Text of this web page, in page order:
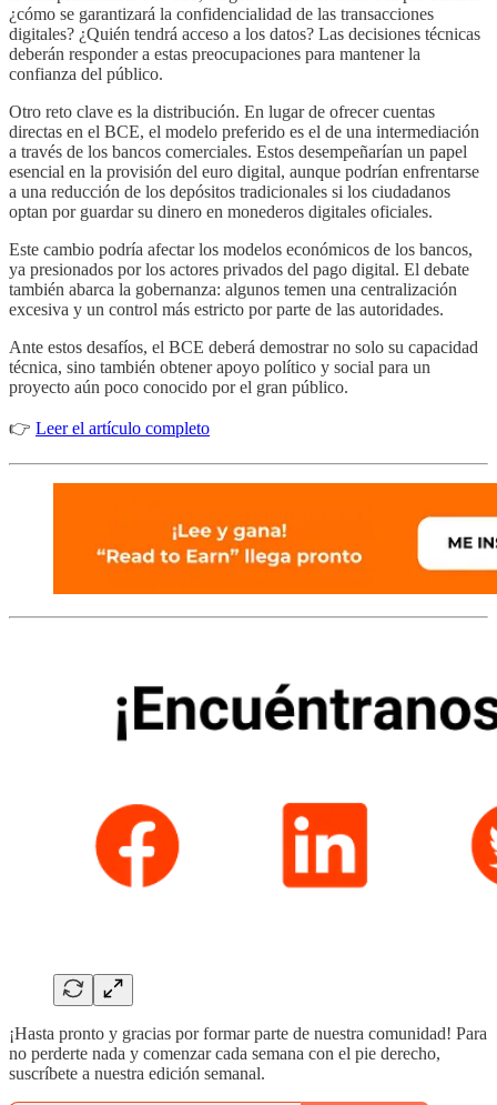
¿cómo se garantizará la confidencialidad de las transacciones
digitales? ¿Quién tendrá acceso a los datos? Las decisiones técnicas
deberán responder a estas preocupaciones para mantener la
confianza del público.
Otro reto clave es la distribución. En lugar de ofrecer cuentas
directas en el BCE, el modelo preferido es el de una intermediación
a través de los bancos comerciales. Estos desempeñarían un papel
esencial en la provisión del euro digital, aunque podrían enfrentarse
a una reducción de los depósitos tradicionales si los ciudadanos
optan por guardar su dinero en monederos digitales oficiales.
Este cambio podría afectar los modelos económicos de los bancos,
ya presionados por los actores privados del pago digital. El debate
también abarca la gobernanza: algunos temen una centralización
excesiva y un control más estricto por parte de las autoridades.
Ante estos desafíos, el BCE deberá demostrar no solo su capacidad
técnica, sino también obtener apoyo político y social para un
proyecto aún poco conocido por el gran público.
👉 Leer el artículo completo
¡Hasta pronto y gracias por formar parte de nuestra comunidad! Para
no perderte nada y comenzar cada semana con el pie derecho,
suscríbete a nuestra edición semanal.